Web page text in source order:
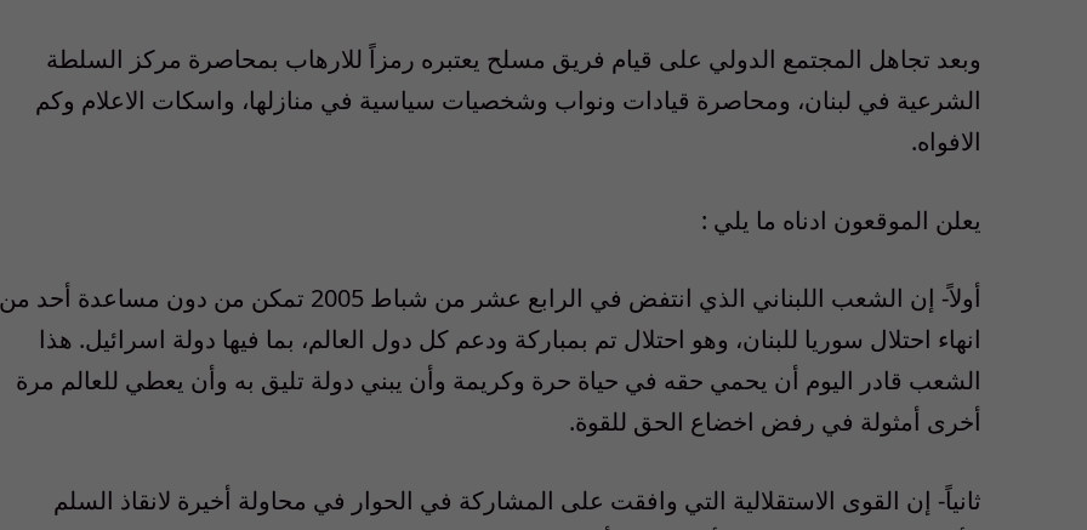
وبعد تجاهل المجتمع الدولي على قيام فريق مسلح يعتبره رمزاً للارهاب بمحاصرة مركز السلطة
الشرعية في لبنان، ومحاصرة قيادات ونواب وشخصيات سياسية في منازلها، واسكات الاعلام وكم
الافواه.
يعلن الموقعون ادناه ما يلي :
أولاً- إن الشعب اللبناني الذي انتفض في الرابع عشر من شباط 2005 تمكن من دون مساعدة أحد من
انهاء احتلال سوريا للبنان، وهو احتلال تم بمباركة ودعم كل دول العالم، بما فيها دولة اسرائيل. هذا
الشعب قادر اليوم أن يحمي حقه في حياة حرة وكريمة وأن يبني دولة تليق به وأن يعطي للعالم مرة
أخرى أمثولة في رفض اخضاع الحق للقوة.
ثانياً- إن القوى الاستقلالية التي وافقت على المشاركة في الحوار في محاولة أخيرة لانقاذ السلم